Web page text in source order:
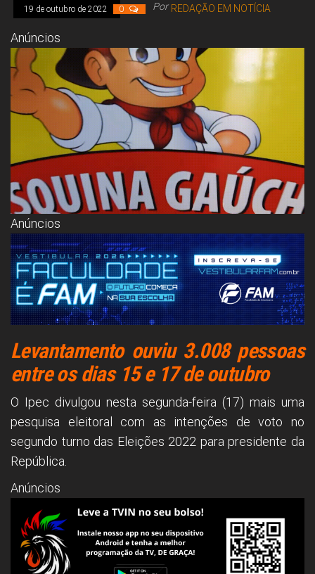
Congresso, Câmara
dos Deputados,
Senado, São Paulo,
Rio de Janeiro,
Brasília, Nordeste,
Norte, Centro-
Oeste, Sul, Sudeste,
Gastronomia,
Vinhos, Bebidas,
Cervejas, Comida,
Receitas, Chef, RH,
Empreendedorismo,
Negócios,
Oportunidades,
19 de outubro de 2022 0 Por REDAÇÃO EM NOTÍCIA
Anúncios
Anúncios
Levantamento ouviu 3.008 pessoas
entre os dias 15 e 17 de outubro
O Ipec divulgou nesta segunda-feira (17) mais uma
pesquisa eleitoral com as intenções de voto no
segundo turno das Eleições 2022 para presidente da
República.
Anúncios